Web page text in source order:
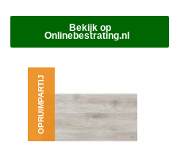
Bekijk op
Onlinebestrating.nl
OPRUIMPARTIJ